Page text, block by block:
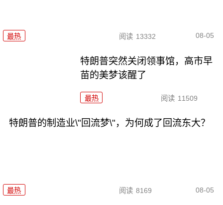
最热 阅读 13332 08-05
特朗普突然关闭领事馆，高市早
苗的美梦该醒了
最热 阅读 11509
特朗普的制造业\"回流梦\"，为何成了回流东大？
最热 阅读 8169 08-05